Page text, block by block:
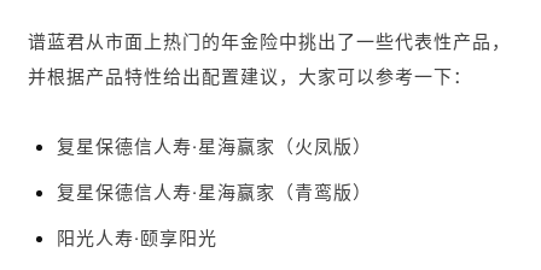
谱蓝君从市面上热门的年金险中挑出了一些代表性产品，
并根据产品特性给出配置建议，大家可以参考一下：
复星保德信人寿·星海赢家（火凤版）
复星保德信人寿·星海赢家（青鸾版）
阳光人寿·颐享阳光